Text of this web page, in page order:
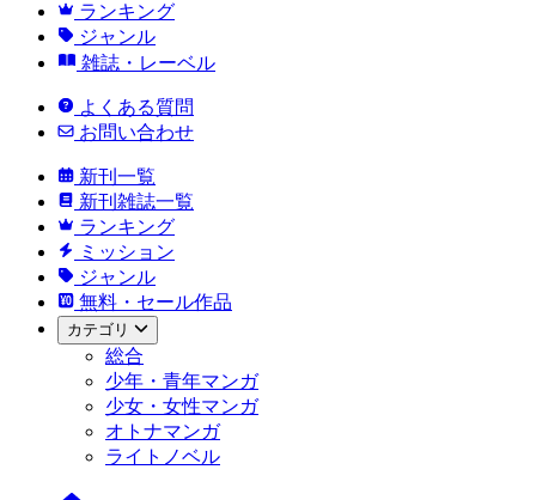
ランキング
ジャンル
雑誌・レーベル
よくある質問
お問い合わせ
新刊一覧
新刊雑誌一覧
ランキング
ミッション
ジャンル
無料・セール作品
カテゴリ
総合
少年・青年マンガ
少女・女性マンガ
オトナマンガ
ライトノベル